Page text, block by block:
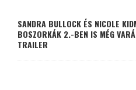
SANDRA BULLOCK ÉS NICOLE
BOSZORKÁK 2.-BEN IS MÉG
TRAILER